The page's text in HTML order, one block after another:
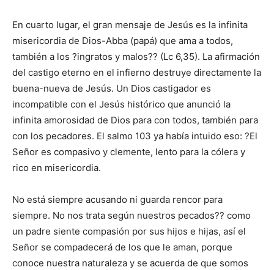
En cuarto lugar, el gran mensaje de Jesús es la infinita
misericordia de Dios-Abba (papá) que ama a todos,
también a los ?ingratos y malos?? (Lc 6,35). La afirmación
del castigo eterno en el infierno destruye directamente la
buena-nueva de Jesús. Un Dios castigador es
incompatible con el Jesús histórico que anunció la
infinita amorosidad de Dios para con todos, también para
con los pecadores. El salmo 103 ya había intuido eso: ?El
Señor es compasivo y clemente, lento para la cólera y
rico en misericordia.
No está siempre acusando ni guarda rencor para
siempre. No nos trata según nuestros pecados?? como
un padre siente compasión por sus hijos e hijas, así el
Señor se compadecerá de los que le aman, porque
conoce nuestra naturaleza y se acuerda de que somos